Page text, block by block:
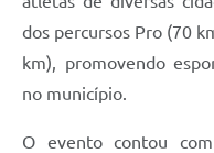
dos percursos Pro (70
km), promovendo
no município.
O evento contou